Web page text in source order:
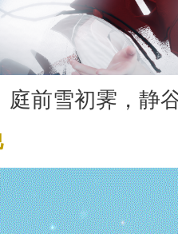
庭前雪初霁，静